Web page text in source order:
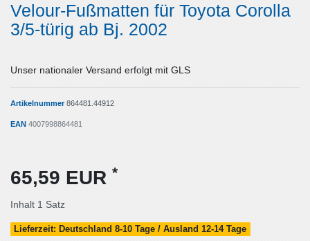
Velour-Fußmatten für Toyota Corolla
3/5-türig ab Bj. 2002
Unser nationaler Versand erfolgt mit GLS
Artikelnummer864481.44912
EAN 4007998864481
65,59 EUR *
Inhalt 1 Satz
Lieferzeit: Deutschland 8-10 Tage / Ausland 12-14 Tage